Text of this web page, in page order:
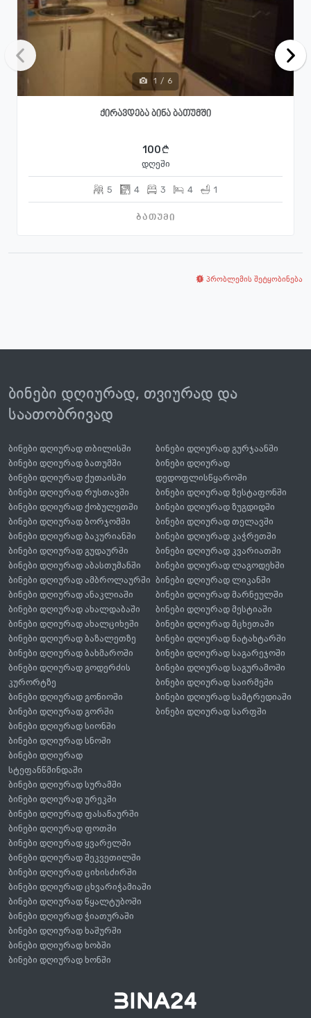
1 / 6
ქირავდება ბინა ბათუმში
100
დღეში
5 4 3 4 1
ბათუმი
პრობლემის შეტყობინება
ბინები დღიურად, თვიურად და
საათობრივად
ბინები დღიურად თბილისში
ბინები დღიურად ბათუმში
ბინები დღიურად ქუთაისში
ბინები დღიურად რუსთავში
ბინები დღიურად ქობულეთში
ბინები დღიურად ბორჯომში
ბინები დღიურად ბაკურიანში
ბინები დღიურად გუდაურში
ბინები დღიურად აბასთუმანში
ბინები დღიურად ამბროლაურში
ბინები დღიურად ანაკლიაში
ბინები დღიურად ახალდაბაში
ბინები დღიურად ახალციხეში
ბინები დღიურად ბაზალეთზე
ბინები დღიურად ბახმაროში
ბინები დღიურად გოდერძის
კურორტზე
ბინები დღიურად გონიოში
ბინები დღიურად გორში
ბინები დღიურად გურჯაანში
ბინები დღიურად
დედოფლისწყაროში
ბინები დღიურად ზესტაფონში
ბინები დღიურად ზუგდიდში
ბინები დღიურად თელავში
ბინები დღიურად კაჭრეთში
ბინები დღიურად კვარიათში
ბინები დღიურად ლაგოდეხში
ბინები დღიურად ლიკანში
ბინები დღიურად მარნეულში
ბინები დღიურად მესტიაში
ბინები დღიურად მცხეთაში
ბინები დღიურად ნატახტარში
ბინები დღიურად საგარეჯოში
ბინები დღიურად საგურამოში
ბინები დღიურად საირმეში
ბინები დღიურად სამტრედიაში
ბინები დღიურად სარფში
ბინები დღიურად სიონში
ბინები დღიურად სნოში
ბინები დღიურად
სტეფანწმინდაში
ბინები დღიურად სურამში
ბინები დღიურად ურეკში
ბინები დღიურად ფასანაურში
ბინები დღიურად ფოთში
ბინები დღიურად ყვარელში
ბინები დღიურად შეკვეთილში
ბინები დღიურად ციხისძირში
ბინები დღიურად ცხვარიჭამიაში
ბინები დღიურად წყალტუბოში
ბინები დღიურად ჭიათურაში
ბინები დღიურად ხაშურში
ბინები დღიურად ხობში
ბინები დღიურად ხონში